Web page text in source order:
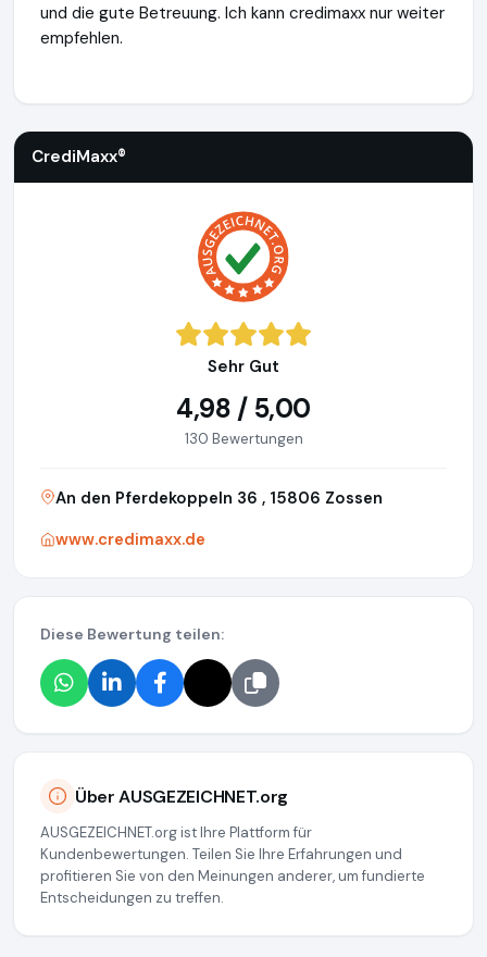
und die gute Betreuung. Ich kann credimaxx nur weiter
empfehlen.
CrediMaxx®
Sehr Gut
4,98 / 5,00
130 Bewertungen
An den Pferdekoppeln 36 , 15806 Zossen
www.credimaxx.de
Diese Bewertung teilen:
Über AUSGEZEICHNET.org
AUSGEZEICHNET.org ist Ihre Plattform für
Kundenbewertungen. Teilen Sie Ihre Erfahrungen und
profitieren Sie von den Meinungen anderer, um fundierte
Entscheidungen zu treffen.